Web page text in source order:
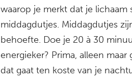
waarop je merkt dat je
middagdutjes. Middagdutjes
behoefte. Doe je 20 à 30
energieker? Prima, alleen
dat gaat ten koste van je